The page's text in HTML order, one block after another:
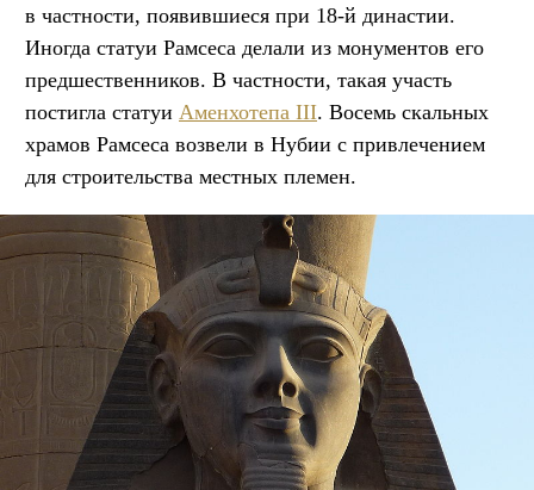
в частности, появившиеся при 18-й династии.
Иногда статуи Рамсеса делали из монументов его
предшественников. В частности, такая участь
постигла статуи Аменхотепа III. Восемь скальных
храмов Рамсеса возвели в Нубии с привлечением
для строительства местных племен.